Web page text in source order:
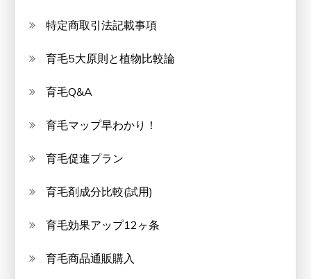
特定商取引法記載事項
育毛5大原則と植物比較論
育毛Q&A
育毛マップ早わかり！
育毛促進プラン
育毛剤成分比較(試用)
育毛効果アップ12ヶ条
育毛商品通販購入